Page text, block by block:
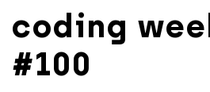
coding
#100